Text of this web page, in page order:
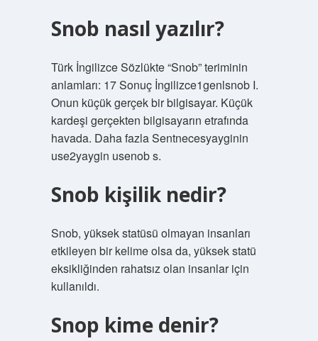
Snob nasıl yazılır?
Türk İngilizce Sözlükte “Snob” teriminin
anlamları: 17 Sonuç İngilizce1genlsnob I.
Onun küçük gerçek bir bilgisayar. Küçük
kardeşi gerçekten bilgisayarın etrafında
havada. Daha fazla Sentnecesyayginin
use2yaygin usenob s.
Snob kişilik nedir?
Snob, yüksek statüsü olmayan insanları
etkileyen bir kelime olsa da, yüksek statü
eksikliğinden rahatsız olan insanlar için
kullanıldı.
Snop kime denir?